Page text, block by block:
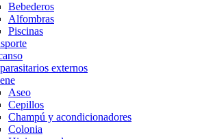
Bebederos
Alfombras
Piscinas
externos
Aseo
Cepillos
Champú y acondicionadores
Colonia